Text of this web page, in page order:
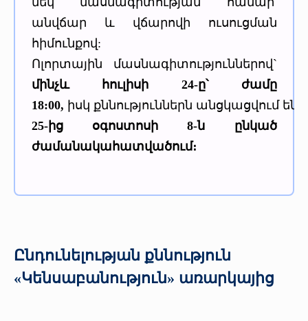
անվճար և վճարովի ուսուցման
հիմունքով:
Ոլորտային մասնագիտություններով`
մինչև հուլիսի 24-ը՝ ժամը
18:00, իսկ քննություններն անցկացվում են
25-ից օգոստոսի 8-ն ընկած
ժամանակահատվածում։
Ընդունելության քննություն
«Կենսաբանություն» առարկայից